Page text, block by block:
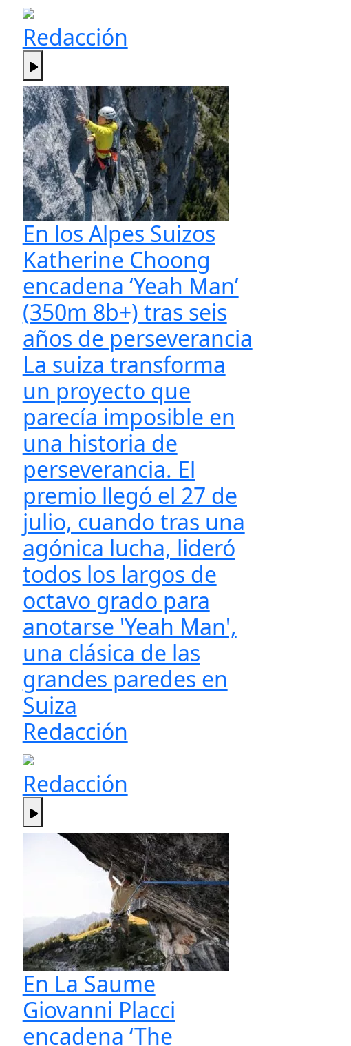
Redacción
En los Alpes Suizos
Katherine Choong
encadena ‘Yeah Man’
(350m 8b+) tras seis
años de perseverancia
La suiza transforma
un proyecto que
parecía imposible en
una historia de
perseverancia. El
premio llegó el 27 de
julio, cuando tras una
agónica lucha, lideró
todos los largos de
octavo grado para
anotarse 'Yeah Man',
una clásica de las
grandes paredes en
Suiza
Redacción
Redacción
En La Saume
Giovanni Placci
encadena ‘The